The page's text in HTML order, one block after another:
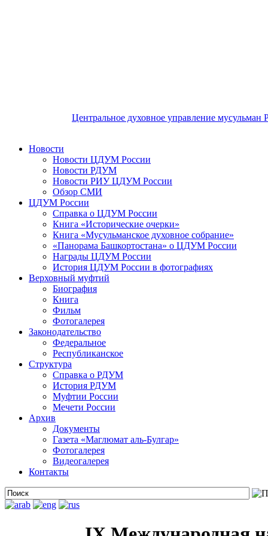
Центральное духовное управление мусульман
Новости
Новости ЦДУМ России
Новости РДУМ
Новости РИУ ЦДУМ России
Обзор СМИ
ЦДУМ России
Справка о ЦДУМ России
Книга «Исторические очерки»
Книга «Мусульманское духовное собрание»
«Панорама Башкортостана» о ЦДУМ России
Награды ЦДУМ России
История ЦДУМ России в фотографиях
Верховный муфтий
Биография
Книга
Фильм
Фотогалерея
Законодательство
Федеральное
Республиканское
Структура
Справка о РДУМ
История РДУМ
Муфтии России
Мечети России
Архив
Документы
Газета «Маглюмат аль-Булгар»
Фотогалерея
Видеогалерея
Контакты